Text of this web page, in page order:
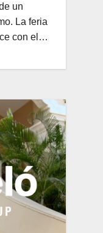
un
La feria
con el…